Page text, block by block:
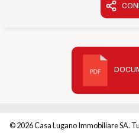
© 2026 Casa Lugano Immobiliare SA.